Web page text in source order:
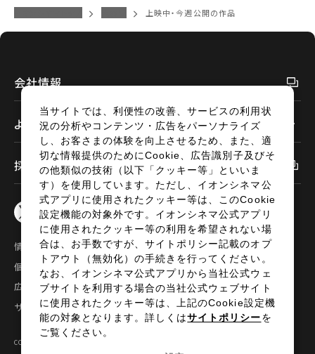
上映中・今週公開の作品
会社情報
よくあるご質問
採用情報
情報セキュリティ
サイトポリシー
個人情報の取扱い
お問い合わせ
広告掲載
特定商取引法に基づく表示
サイトマップ
COPYRIGHT©2024 AEON ENTERTAINMENT CO.,LTD ALL RIGHTS RESERVED.
当サイトでは、利便性の改善、サービスの利用状
況の分析やコンテンツ・広告をパーソナライズ
し、お客さまの体験を向上させるため、また、適
切な情報提供のためにCookie、広告識別子及びそ
の他類似の技術（以下「クッキー等」といいま
す）を使用しています。ただし、イオンシネマ公
式アプリに使用されたクッキー等は、このCookie
設定機能の対象外です。イオンシネマ公式アプリ
に使用されたクッキー等の利用を希望されない場
合は、お手数ですが、サイトポリシー記載のオプ
トアウト（無効化）の手続きを行ってください。
なお、イオンシネマ公式アプリから当社公式ウェ
ブサイトを利用する場合の当社公式ウェブサイト
に使用されたクッキー等は、上記のCookie設定機
能の対象となります。詳しくはサイトポリシーを
ご覧ください。